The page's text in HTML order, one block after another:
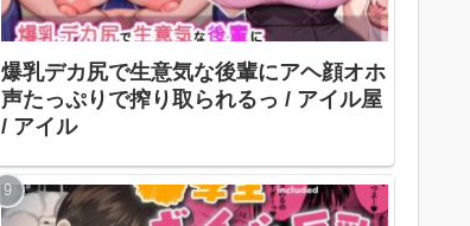
爆乳デカ尻で生意気な後輩にアヘ顔オホ
声たっぷりで搾り取られるっ / アイル屋
/ アイル